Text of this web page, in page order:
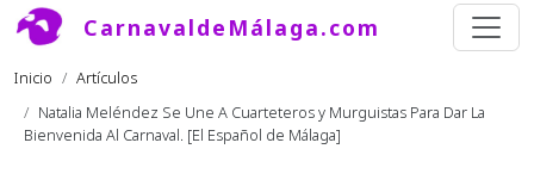
Pasar al contenido principal
CarnavaldeMálaga.com
Inicio
Artículos
Natalia Meléndez Se Une A Cuarteteros y Murguistas Para Dar La
Bienvenida Al Carnaval. [El Español de Málaga]